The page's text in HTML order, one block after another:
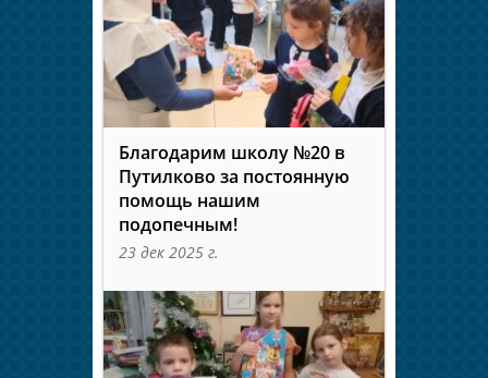
Благодарим школу №20 в
Путилково за постоянную
помощь нашим
подопечным!
23 дек 2025 г.